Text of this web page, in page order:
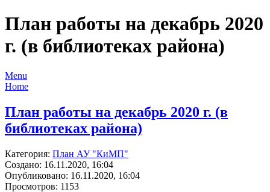
План работы на декабрь 2020
г. (в библиотеках района)
Menu
Home
План работы на декабрь 2020 г. (в
библиотеках района)
Категория: План АУ "КиМП"
Создано: 16.11.2020, 16:04
Опубликовано: 16.11.2020, 16:04
Просмотров: 1153